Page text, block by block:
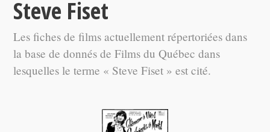
Steve Fiset
Les fiches de films actuellement répertoriées dans
la base de donnés de Films du Québec dans
lesquelles le terme « Steve Fiset » est cité.